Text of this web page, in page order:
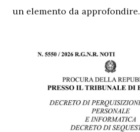
un elemento da approfondire.